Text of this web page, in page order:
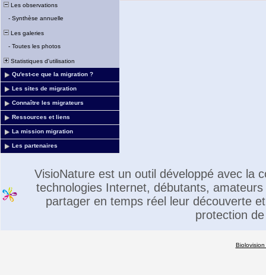
Les observations
- Synthèse annuelle
Les galeries
- Toutes les photos
Statistiques d'utilisation
Qu'est-ce que la migration ?
Les sites de migration
Connaître les migrateurs
Ressources et liens
La mission migration
Les partenaires
VisioNature est un outil développé avec la
technologies Internet, débutants,
partager en temps réel leur découverte
protection
Biolovision